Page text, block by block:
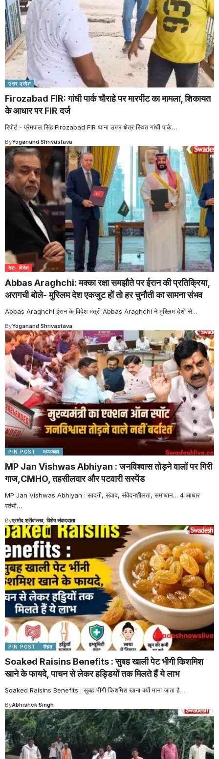
उत्तर प्रदेश
Firozabad FIR: गांधी पार्क चौराहे पर मारपीट का मामला, शिकायत
के आधार पर FIR दर्ज
रिपोर्ट - प्रेमपाल सिंह Firozabad FIR थाना उत्तर क्षेत्र स्थित गांधी पार्क…
ByYoganand Shrivastava
देश- विदेश
Abbas Araghchi: मक्का रक्षा समझौते पर ईरान की प्रतिक्रिया,
अरागची बोले- मुस्लिम देश एकजुट हों तो हर चुनौती का सामना संभव
Abbas Araghchi ईरान के विदेश मंत्री Abbas Araghchi ने मुस्लिम देशों से…
ByYoganand Shrivastava
PIN POST मध्यकाल
MP Jan Vishwas Abhiyan : जनविश्वास तोड़ने वालों पर गिरी
गाज,CMHO, तहसीलदार और पटवारी सस्पेंड
MP Jan Vishwas Abhiyan : सादगी, संवाद, संवेदनशीलता, समाधान… 4 आधार
स्तंभों…
Byप्रमोद श्रीवास्तव, विशेष संवाददाता
PIN POST सेहत
Soaked Raisins Benefits : सुबह खाली पेट भीगी किशमिश
खाने के फायदे, पाचन से लेकर हड्डियों तक मिलते हैं ये लाभ
Soaked Raisins Benefits : सुबह भीगी किशमिश खाना क्यों माना जाता है…
ByAbhishek Singh